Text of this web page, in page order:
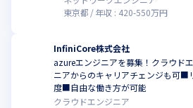
東京都
年収 : 420-550万円
InfiniCore株式会社
azureエンジニアを募集！クラウド
ニアからのキャリアチェンジも可
度■自由な働き方が可能
クラウドエンジニア